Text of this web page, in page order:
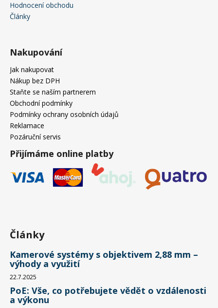
Hodnocení obchodu
Články
Nakupování
Jak nakupovat
Nákup bez DPH
Staňte se naším partnerem
Obchodní podmínky
Podmínky ochrany osobních údajů
Reklamace
Pozáruční servis
Přijímáme online platby
Články
Kamerové systémy s objektivem 2,88 mm –
výhody a využití
22.7.2025
PoE: Vše, co potřebujete vědět o vzdálenosti
a výkonu